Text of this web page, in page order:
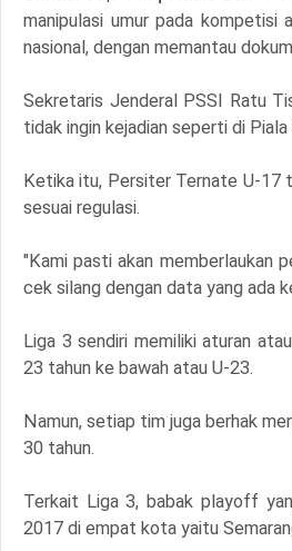
manipulasi umur pada kompetisi
nasional, dengan memantau
Sekretaris Jenderal PSSI Ratu
tidak ingin kejadian seperti di
Ketika itu, Persiter Ternate U-17
sesuai regulasi.
"Kami pasti akan memberlaukan
cek silang dengan data yang ada
Liga 3 sendiri memiliki aturan
23 tahun ke bawah atau U-23.
Namun, setiap tim juga berhak
30 tahun.
Terkait Liga 3, babak playoff
2017 di empat kota yaitu